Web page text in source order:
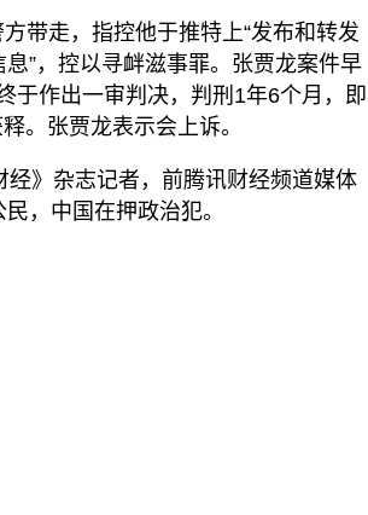
评论
播客
显示 播客 个子部分
《亚太报道》音频
漫画
带走，指控他于推特上“发布和转发
”，控以寻衅滋事罪。张贾龙案件早
于作出一审判决，判刑1年6个月，即
。张贾龙表示会上诉。
》杂志记者，前腾讯财经频道媒体
，中国在押政治犯。